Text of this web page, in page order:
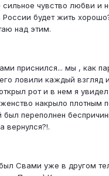
сильное чувство любви и
будет жить
над этим.
приснился... мы , как
ловили каждый взгляд
рот и в нем я
накрыло плотным
переполнен
вернулся?!.
Свами уже в другом